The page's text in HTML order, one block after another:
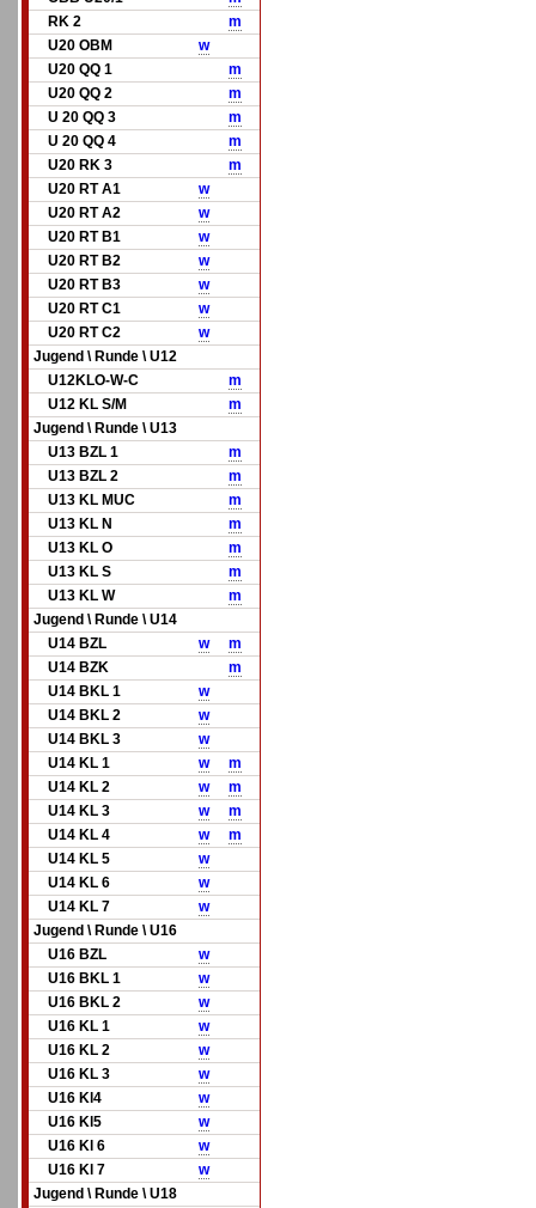
RK 2
m
U20 OBM
w
U20 QQ 1
m
U20 QQ 2
m
U 20 QQ 3
m
U 20 QQ 4
m
U20 RK 3
m
U20 RT A1
w
U20 RT A2
w
U20 RT B1
w
U20 RT B2
w
U20 RT B3
w
U20 RT C1
w
U20 RT C2
w
Jugend \ Runde \ U12
U12KLO-W-C
m
U12 KL S/M
m
Jugend \ Runde \ U13
U13 BZL 1
m
U13 BZL 2
m
U13 KL MUC
m
U13 KL N
m
U13 KL O
m
U13 KL S
m
U13 KL W
m
Jugend \ Runde \ U14
U14 BZL
w
m
U14 BZK
m
U14 BKL 1
w
U14 BKL 2
w
U14 BKL 3
w
U14 KL 1
w
m
U14 KL 2
w
m
U14 KL 3
w
m
U14 KL 4
w
m
U14 KL 5
w
U14 KL 6
w
U14 KL 7
w
Jugend \ Runde \ U16
U16 BZL
w
U16 BKL 1
w
U16 BKL 2
w
U16 KL 1
w
U16 KL 2
w
U16 KL 3
w
U16 Kl4
w
U16 Kl5
w
U16 Kl 6
w
U16 Kl 7
w
Jugend \ Runde \ U18